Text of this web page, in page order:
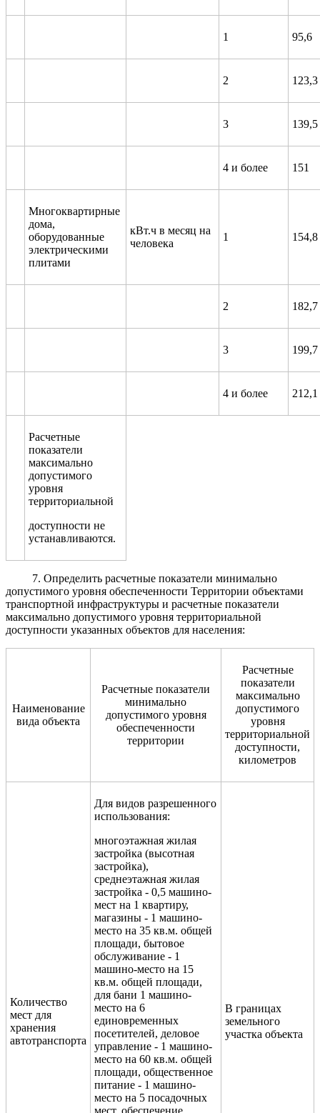
1 95,6
2 123,3
3 139,5
4 и более 151
Многоквартирные
дома,
оборудованные
электрическими
плитами
кВт.ч в месяц на
человека
1 154,8
2 182,7
3 199,7
4 и более 212,1
Расчетные
показатели
максимально
допустимого
уровня
территориальной
доступности не
устанавливаются.
7. Определить расчетные показатели минимально
допустимого уровня обеспеченности Территории объектами
транспортной инфраструктуры и расчетные показатели
максимально допустимого уровня территориальной
доступности указанных объектов для населения:
Наименование
вида объекта
Расчетные показатели
минимально
допустимого уровня
обеспеченности
территории
Расчетные
показатели
максимально
допустимого
уровня
территориальной
доступности,
километров
Количество
мест для
хранения
автотранспорта
Для видов разрешенного
использования:
многоэтажная жилая
застройка (высотная
застройка),
среднеэтажная жилая
застройка - 0,5 машино-
мест на 1 квартиру,
магазины - 1 машино-
место на 35 кв.м. общей
площади, бытовое
обслуживание - 1
машино-место на 15
кв.м. общей площади,
для бани 1 машино-
место на 6
единовременных
посетителей, деловое
управление - 1 машино-
место на 60 кв.м. общей
площади, общественное
питание - 1 машино-
место на 5 посадочных
мест, обеспечение
В границах
земельного
участка объекта